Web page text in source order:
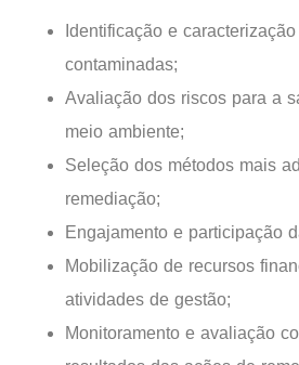
Identificação e
contaminadas;
Avaliação dos riscos para a
meio ambiente;
Seleção dos métodos mais
remediação;
Engajamento e participação
Mobilização de recursos
atividades de gestão;
Monitoramento e avaliação